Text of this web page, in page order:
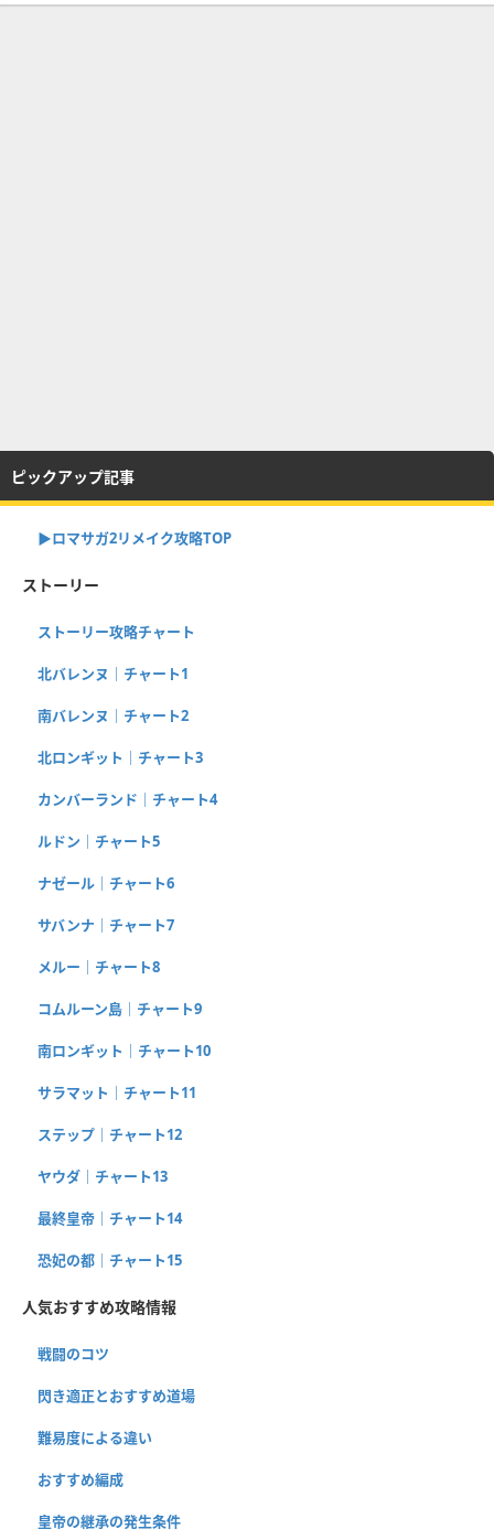
ピックアップ記事
▶︎ロマサガ2リメイク攻略TOP
ストーリー
ストーリー攻略チャート
北バレンヌ｜チャート1
南バレンヌ｜チャート2
北ロンギット｜チャート3
カンバーランド｜チャート4
ルドン｜チャート5
ナゼール｜チャート6
サバンナ｜チャート7
メルー｜チャート8
コムルーン島｜チャート9
南ロンギット｜チャート10
サラマット｜チャート11
ステップ｜チャート12
ヤウダ｜チャート13
最終皇帝｜チャート14
恐妃の都｜チャート15
人気おすすめ攻略情報
戦闘のコツ
閃き適正とおすすめ道場
難易度による違い
おすすめ編成
皇帝の継承の発生条件